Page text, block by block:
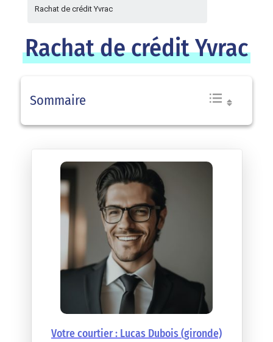
Rachat de crédit Yvrac
Rachat de crédit Yvrac
Sommaire
Votre courtier : Lucas Dubois (gironde)